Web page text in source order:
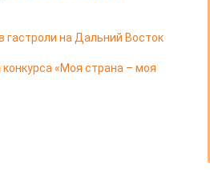
гастроли на Дальний Восток
«Моя страна – моя